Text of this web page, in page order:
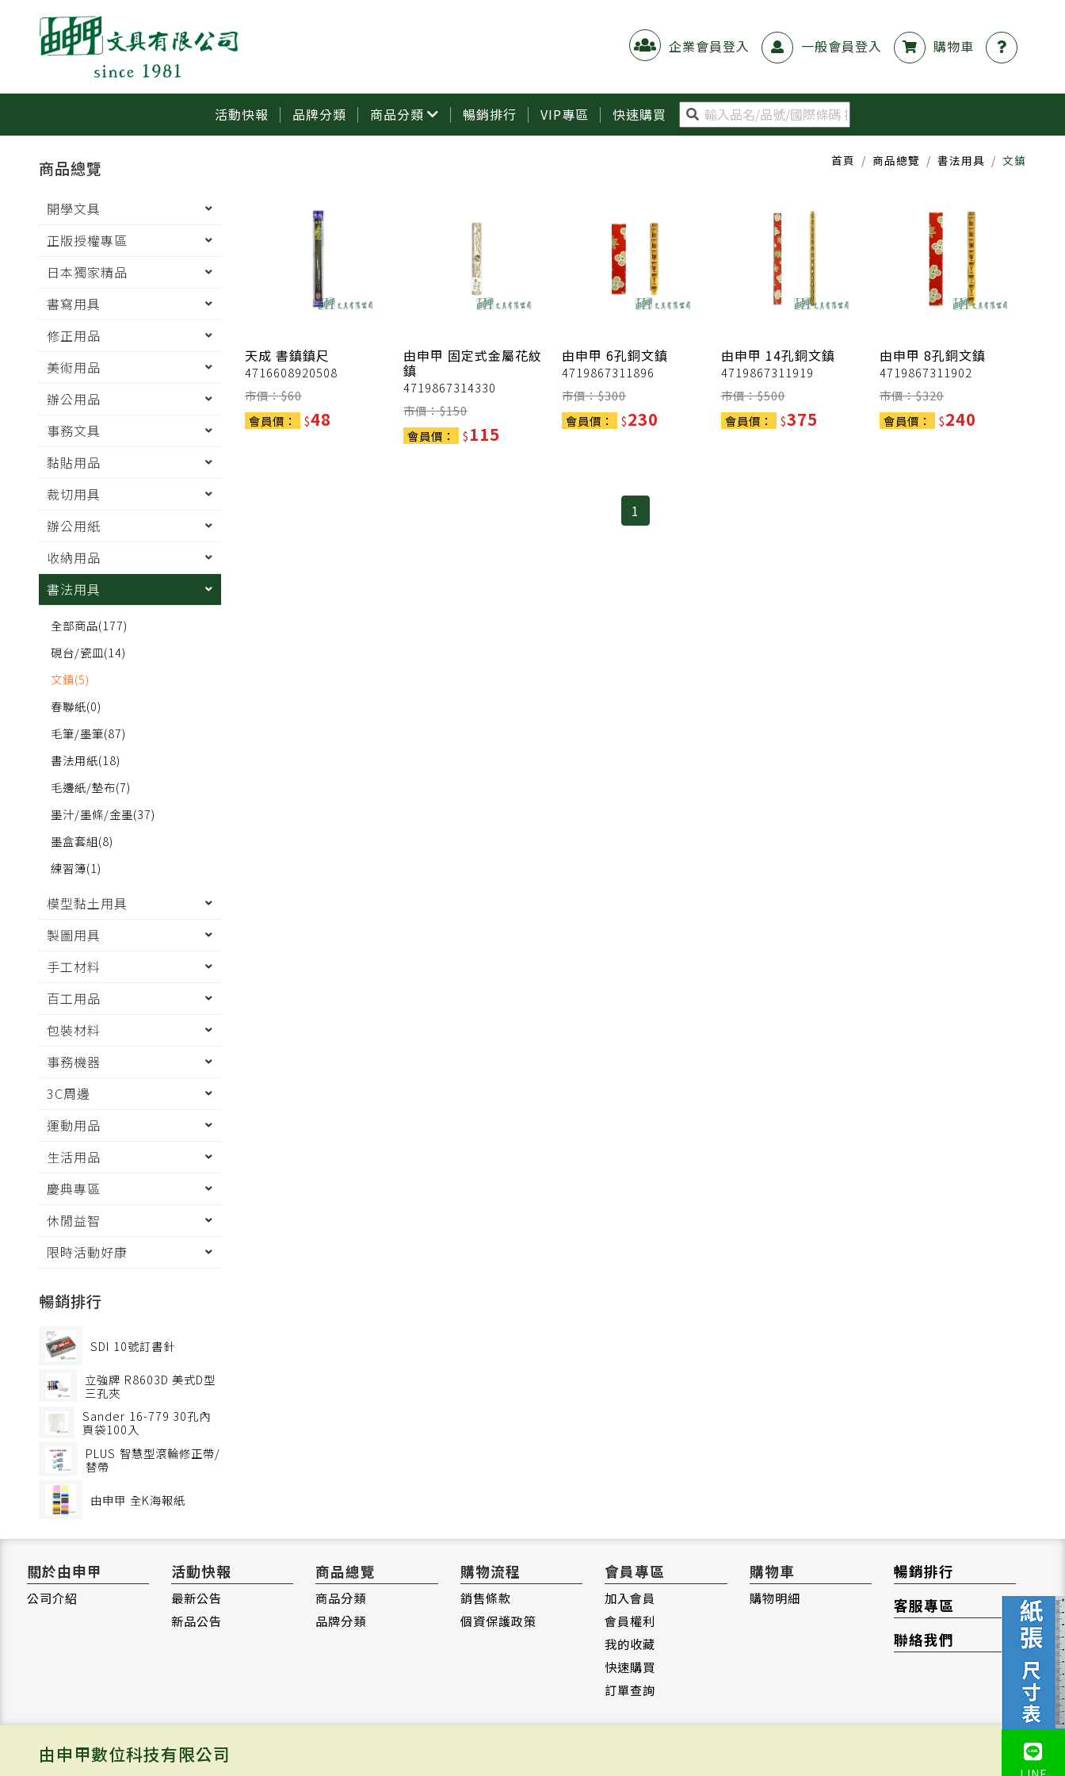
企業會員登入 一般會員登入 購物車
活動快報 品牌分類 商品分類 暢銷排行 VIP專區 快速購買
商品總覽
開學文具
正版授權專區
日本獨家精品
書寫用具
修正用品
美術用品
辦公用品
事務文具
黏貼用品
裁切用具
辦公用紙
收納用品
書法用具
全部商品(177)
硯台/瓷皿(14)
文鎮(5)
春聯紙(0)
毛筆/墨筆(87)
書法用紙(18)
毛邊紙/墊布(7)
墨汁/墨條/金墨(37)
墨盒套組(8)
練習簿(1)
模型黏土用具
製圖用具
手工材料
百工用品
包裝材料
事務機器
3C周邊
運動用品
生活用品
慶典專區
休閒益智
限時活動好康
暢銷排行
SDI 10號訂書針
立強牌 R8603D 美式D型
三孔夾
Sander 16-779 30孔內
頁袋100入
PLUS 智慧型滾輪修正帶/
替帶
由申甲 全K海報紙
首頁 商品總覽 書法用具 文鎮
天成 書鎮鎮尺
4716608920508
市價：$60
會員價：
$48
由申甲 固定式金屬花紋
鎮
4719867314330
市價：$150
會員價：
$115
由申甲 6孔銅文鎮
4719867311896
市價：$300
會員價：
$230
由申甲 14孔銅文鎮
4719867311919
市價：$500
會員價：
$375
由申甲 8孔銅文鎮
4719867311902
市價：$320
會員價：
$240
1
關於由申甲
公司介紹
活動快報
最新公告
新品公告
商品總覽
商品分類
品牌分類
購物流程
銷售條款
個資保護政策
會員專區
加入會員
會員權利
我的收藏
快速購買
訂單查詢
購物車
購物明細
暢銷排行
客服專區
聯絡我們
由申甲數位科技有限公司